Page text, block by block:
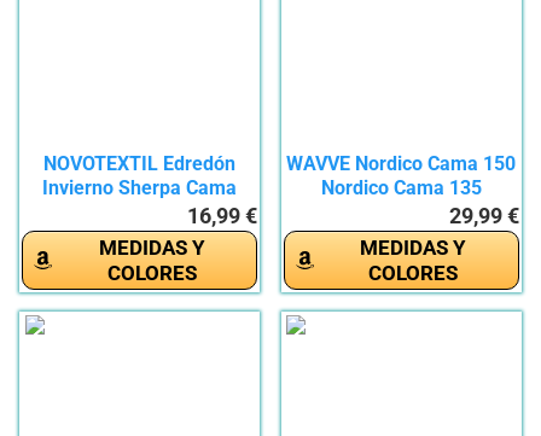
NOVOTEXTIL Edredón
Invierno Sherpa Cama
16,99 €
MEDIDAS Y
COLORES
WAVVE Nordico Cama 150
Nordico Cama 135
29,99 €
MEDIDAS Y
COLORES